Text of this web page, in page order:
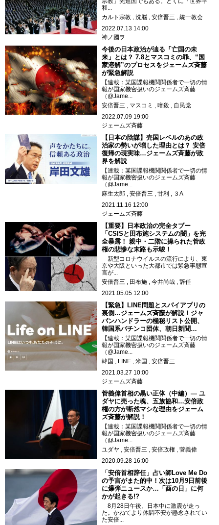
和...
カルト宗教
洗脳 安倍晋三
統一教会
2022.07.13 14:00
神ノ國ヲ
今後の日本政治が辿る「亡国の未
来」とは？ 7.8とマスコミの罪、“国
家溶解”のプロセスをジェームズ斉藤
が緊急解説
【連載：某国諜報機関関係者で一切の情
報が国家機密扱いのジェームズ斉藤
（@Jame...
安倍晋三
マスコミ 暗殺
自民党
2022.07.09 19:00
ジェームズ斉藤
【日本の陰謀】売国レベルのあの政
治家の勢いが増した理由とは？ 安倍
復帰の現実味…ジェームズ斉藤が政
界を解説
【連載：某国諜報機関関係者で一切の情
報が国家機密扱いのジェームズ斉藤
（@Jame...
麻生太郎
安倍晋三 甘利
３A
2021.11.16 12:00
ジェームズ斉藤
【重要】日本政治の完全タブー
「CSISと田布施システムの闇」を完
全暴露！ 親中・二階に操られた菅政
権の悲惨な末路も示唆！
新型コロナウイルスの流行により、東
京や大阪といった大都市では緊急事態宣
言が...
安倍晋三
田布施 今井尚哉
辞任
2021.05.05 12:00
【緊急】LINE問題とスパイアプリの
裏側…ジェームズ斉藤が解説！ジャ
パンハンドラーの極秘リスト公開、
韓国系パチンコ団体、朝日新聞…
【連載：某国諜報機関関係者で一切の情
報が国家機密扱いのジェームズ斉藤
（@Jame...
韓国
LINE 米国
安倍晋三
2021.03.27 10:00
ジェームズ斉藤
菅義偉首相の黒い正体（中編）― ユ
ダヤに売った魂、五族協和…安倍政
権の方が断然マシな理由をジェーム
ズ斉藤が解説！
【連載：某国諜報機関関係者で一切の情
報が国家機密扱いのジェームズ斉藤
（@Jame...
ユダヤ
安倍晋三 安倍政権
菅義偉
2020.09.28 16:00
「安倍首相辞任」占い師Love Me Do
の予言がまた的中！次は10月9日前後
に爆弾ニュースか…「酉の日」に何
かが起きる!?
8月28日午後、日本中に激震が走っ
た。かねてより体調不安が懸念されてい
た安倍...